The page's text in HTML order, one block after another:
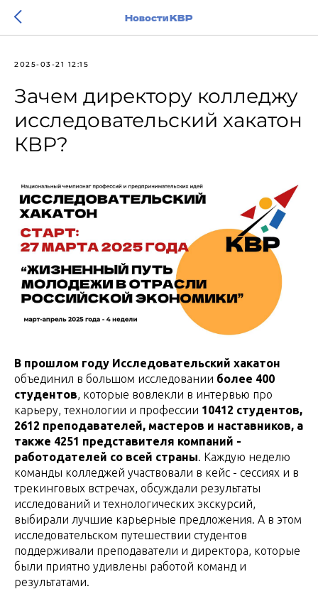
Новости КВР
2025-03-21 12:15
Зачем директору колледжу
исследовательский хакатон
КВР?
В прошлом году Исследовательский хакатон
объединил в большом исследовании более 400
студентов, которые вовлекли в интервью про
карьеру, технологии и профессии 10412 студентов,
2612 преподавателей, мастеров и наставников, а
также 4251 представителя компаний -
работодателей со всей страны. Каждую неделю
команды колледжей участвовали в кейс - сессиях и в
трекинговых встречах, обсуждали результаты
исследований и технологических экскурсий,
выбирали лучшие карьерные предложения. А в этом
исследовательском путешествии студентов
поддерживали преподаватели и директора, которые
были приятно удивлены работой команд и
результатами.